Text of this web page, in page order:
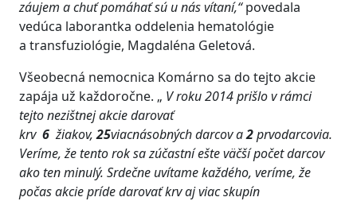
záujem a chuť pomáhať sú u nás vítaní,“povedala
vedúca laborantka oddelenia hematológie
a transfuziológie, Magdaléna Geletová.
Všeobecná nemocnica Komárno sa do tejto akcie
zapája už každoročne. „ V roku 2014 prišlo v rámci
tejto nezištnej akcie darovať
krv 6 žiakov,25viacnásobných darcov a2prvodarcovia.
Veríme, že tento rok sa zúčastní ešte väčší počet darcov
ako ten minulý. Srdečne uvítame každého, veríme, že
počas akcie príde darovať krv aj viac skupín